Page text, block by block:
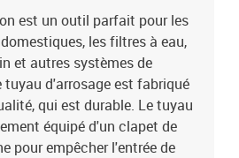
est un outil parfait pour les
les filtres à eau,
et autres systèmes de
tuyau d'arrosage est fabriqué
qui est durable. Le tuyau
équipé d'un clapet de
pour empêcher l'entrée de